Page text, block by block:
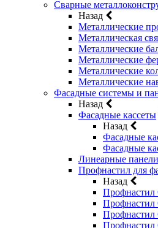
Сварные
Назад
Металлические
Металлическая
Металлические
Металлические
Металлические
Металлические
Фасадные системы и
Назад
Фасадные кассеты
Назад
Фасадные
Фасадные
Линеарные панели
Профнастил для
Назад
Профнастил
Профнастил
Профнастил
Профнастил